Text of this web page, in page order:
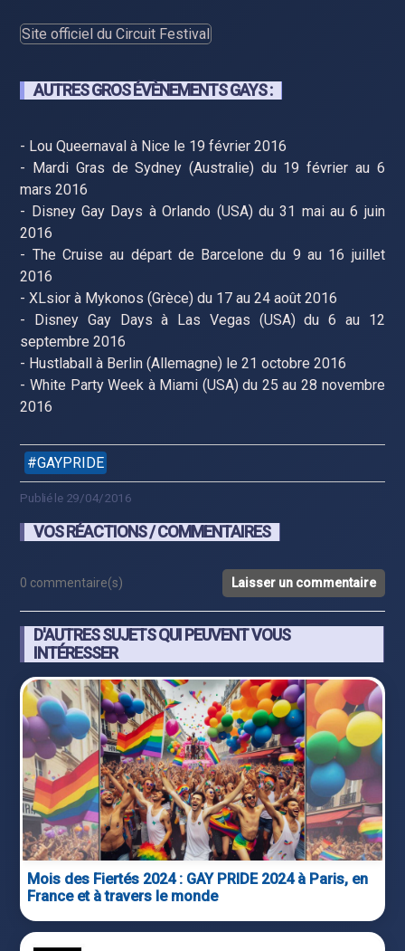
Site officiel du Circuit Festival
AUTRES GROS ÉVÈNEMENTS GAYS :
- Lou Queernaval à Nice le 19 février 2016
- Mardi Gras de Sydney (Australie) du 19 février au 6
mars 2016
- Disney Gay Days à Orlando (USA) du 31 mai au 6 juin
2016
- The Cruise au départ de Barcelone du 9 au 16 juillet
2016
- XLsior à Mykonos (Grèce) du 17 au 24 août 2016
- Disney Gay Days à Las Vegas (USA) du 6 au 12
septembre 2016
- Hustlaball à Berlin (Allemagne) le 21 octobre 2016
- White Party Week à Miami (USA) du 25 au 28 novembre
2016
GAYPRIDE
Publié le 29/04/2016
VOS RÉACTIONS / COMMENTAIRES
0 commentaire(s) Laisser un commentaire
D'AUTRES SUJETS QUI PEUVENT VOUS
INTÉRESSER
Mois des Fiertés 2024 : GAY PRIDE 2024 à Paris, en
France et à travers le monde